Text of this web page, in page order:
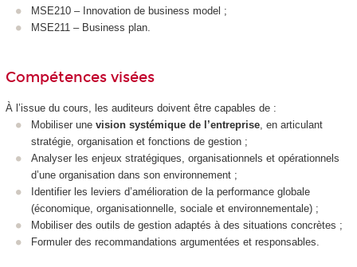
MSE210 – Innovation de business model ;
MSE211 – Business plan.
Compétences visées
À l’issue du cours, les auditeurs doivent être capables de :
Mobiliser une vision systémique de l’entreprise, en articulant
stratégie, organisation et fonctions de gestion ;
Analyser les enjeux stratégiques, organisationnels et opérationnels
d’une organisation dans son environnement ;
Identifier les leviers d’amélioration de la performance globale
(économique, organisationnelle, sociale et environnementale) ;
Mobiliser des outils de gestion adaptés à des situations concrètes ;
Formuler des recommandations argumentées et responsables.